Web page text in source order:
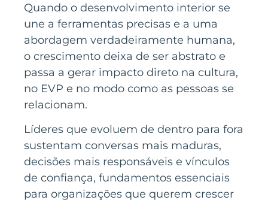
Quando o desenvolvimento interior se
une a ferramentas precisas e a uma
abordagem verdadeiramente humana,
o crescimento deixa de ser abstrato e
passa a gerar impacto direto na cultura,
no EVP e no modo como as pessoas se
relacionam.
Líderes que evoluem de dentro para fora
sustentam conversas mais maduras,
decisões mais responsáveis e vínculos
de confiança, fundamentos essenciais
para organizações que querem crescer